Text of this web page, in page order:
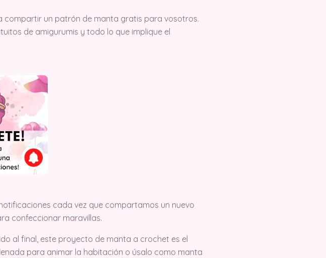
compartir un patrón de manta gratis para vosotros.
de amigurumis y todo lo que implique el
cada vez que compartamos un nuevo
confeccionar maravillas.
al final, este proyecto de manta a crochet es el
para animar la habitación o úsalo como manta